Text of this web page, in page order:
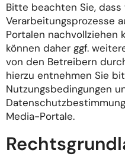
Bitte beachten Sie,
Verarbeitungsprozesse
Portalen nachvollziehen
können daher ggf.
von den Betreibern
hierzu entnehmen Sie
Nutzungsbedingungen
Media-Portale.